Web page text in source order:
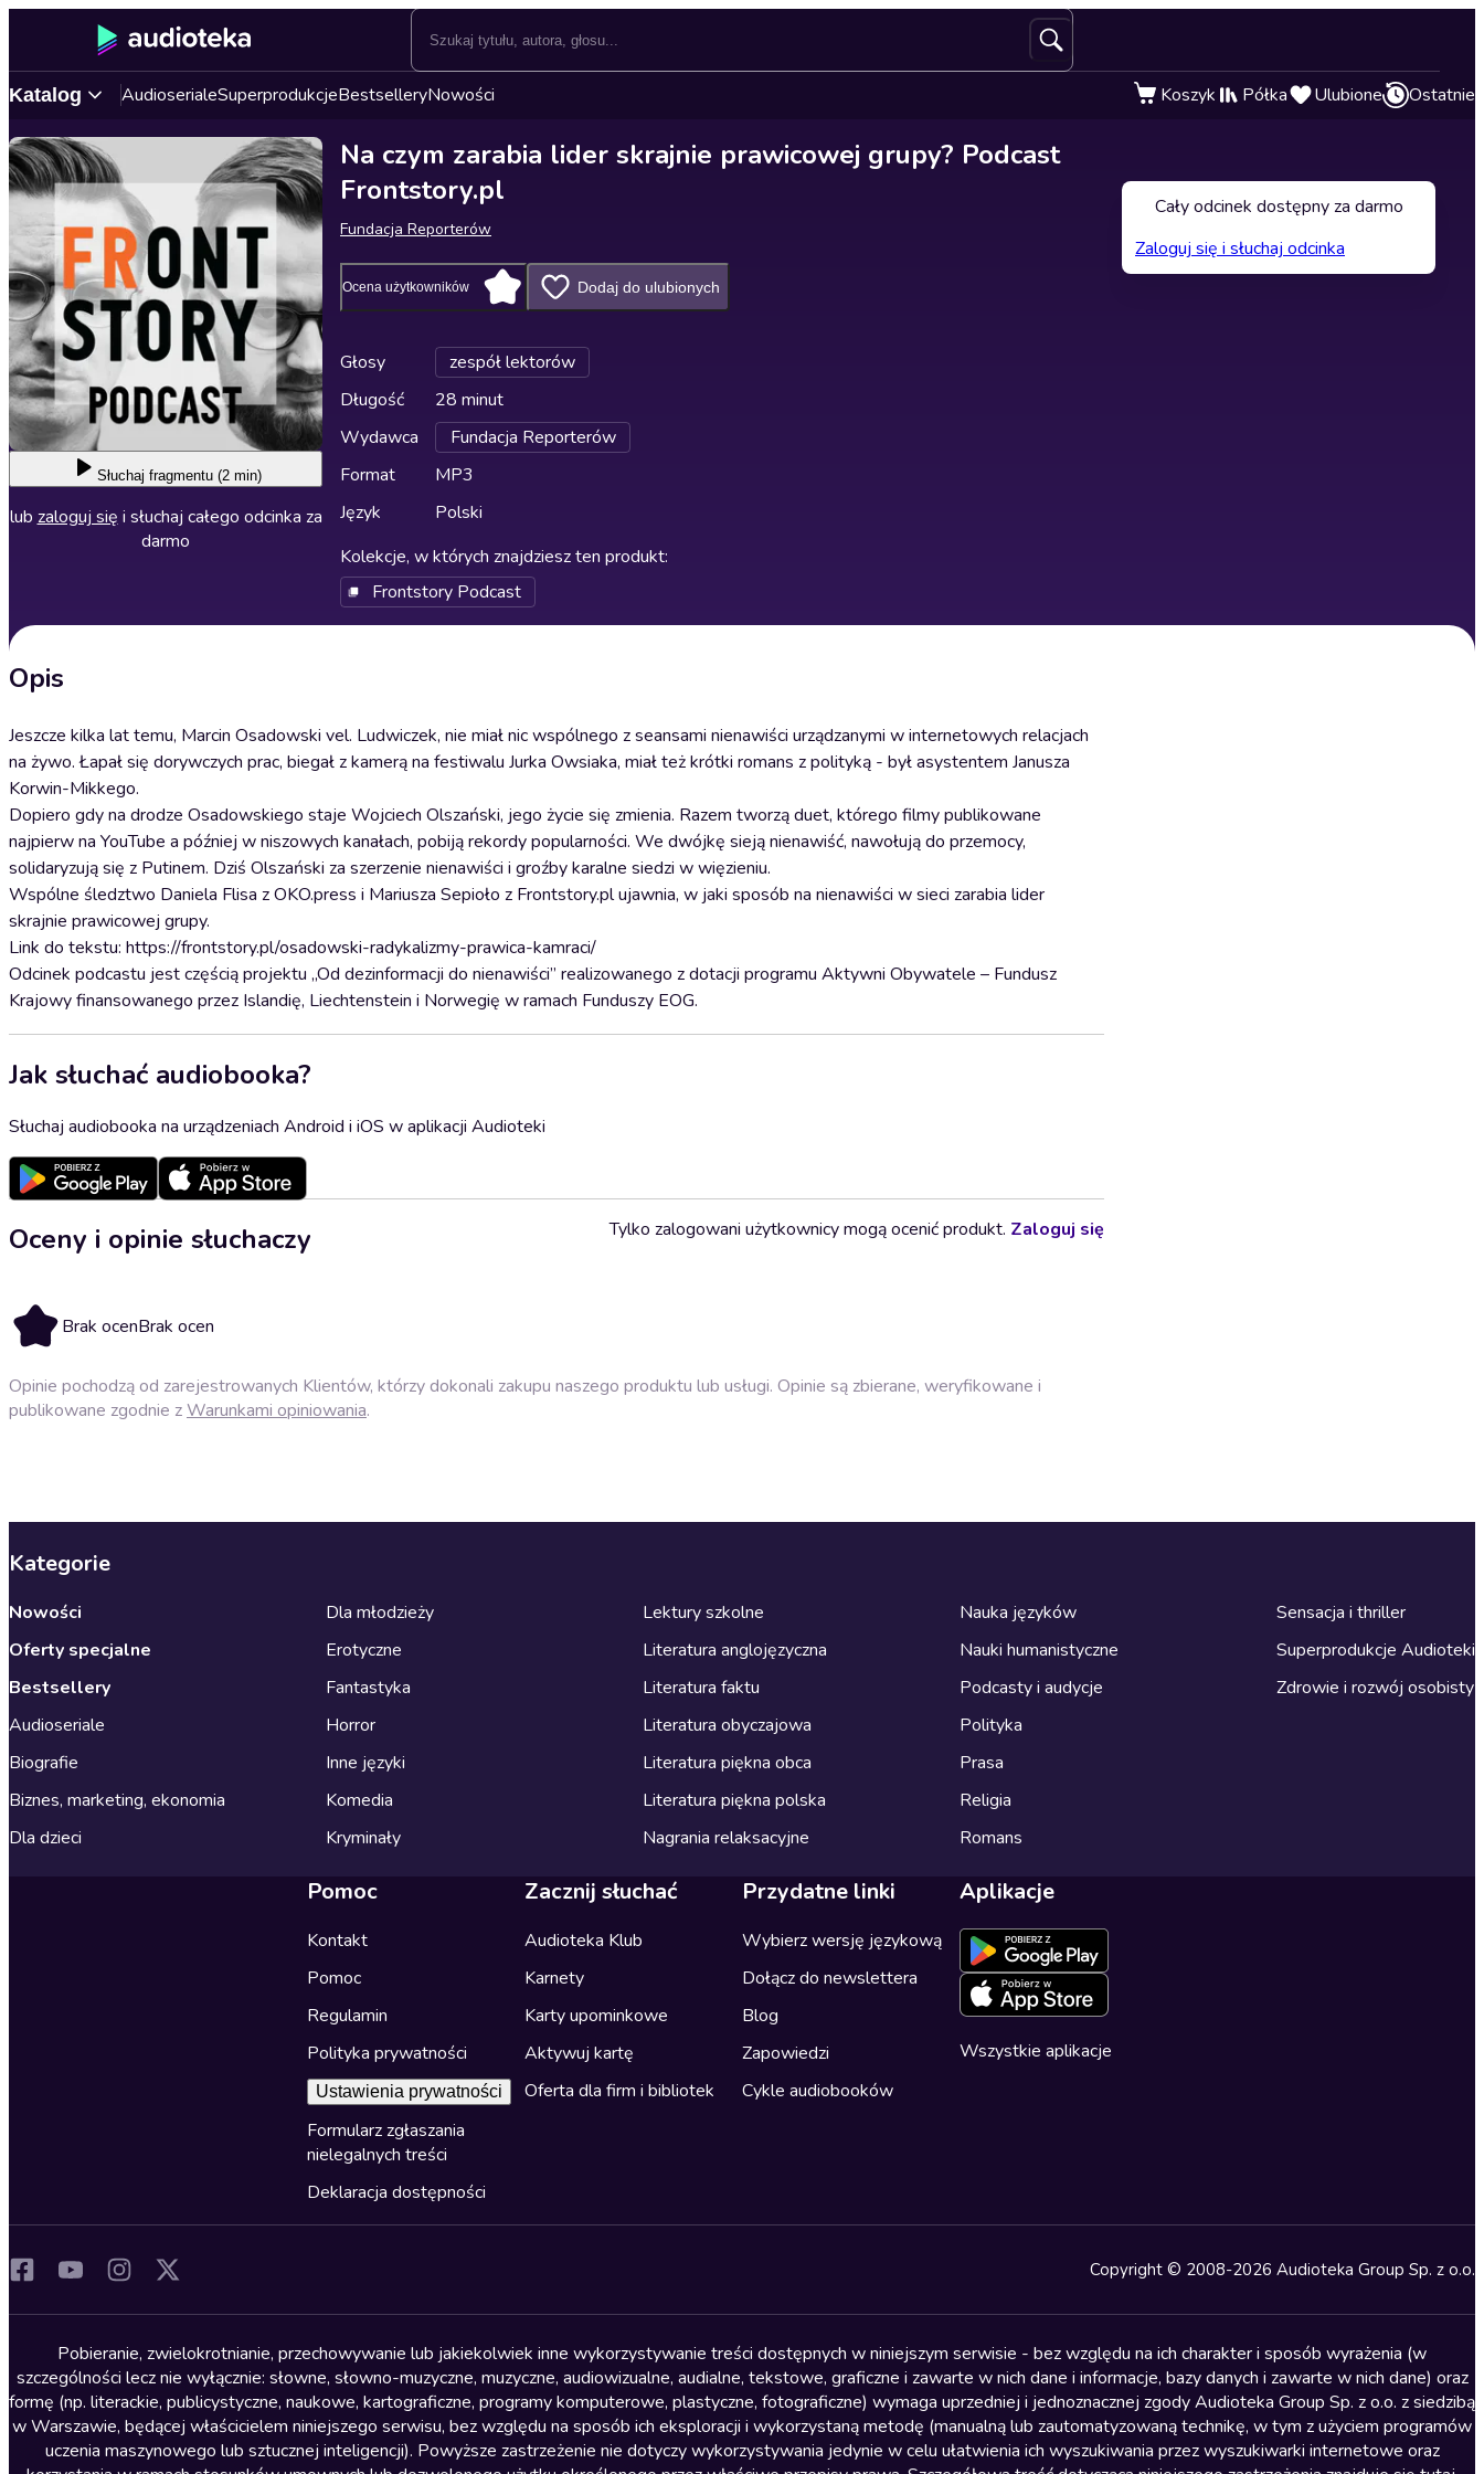
Katalog AudioserialeSuperprodukcjeBestselleryNowości Koszyk Półka Ulubione Ostatnie
Słuchaj fragmentu (2 min)
lub zaloguj się i słuchaj całego odcinka za
darmo
Na czym zarabia lider skrajnie prawicowej grupy? Podcast
Frontstory.pl
Fundacja Reporterów
Ocena użytkowników Dodaj do ulubionych
Głosy
zespół lektorów
Długość
28 minut
Wydawca
Fundacja Reporterów
Format
MP3
Język
Polski
Kolekcje, w których znajdziesz ten produkt:
Frontstory Podcast
Opis
Jeszcze kilka lat temu, Marcin Osadowski vel. Ludwiczek, nie miał nic wspólnego z seansami nienawiści urządzanymi w internetowych relacjach
na żywo. Łapał się dorywczych prac, biegał z kamerą na festiwalu Jurka Owsiaka, miał też krótki romans z polityką - był asystentem Janusza
Korwin-Mikkego.
Dopiero gdy na drodze Osadowskiego staje Wojciech Olszański, jego życie się zmienia. Razem tworzą duet, którego filmy publikowane
najpierw na YouTube a później w niszowych kanałach, pobiją rekordy popularności. We dwójkę sieją nienawiść, nawołują do przemocy,
solidaryzują się z Putinem. Dziś Olszański za szerzenie nienawiści i groźby karalne siedzi w więzieniu.
Wspólne śledztwo Daniela Flisa z OKO.press i Mariusza Sepioło z Frontstory.pl ujawnia, w jaki sposób na nienawiści w sieci zarabia lider
skrajnie prawicowej grupy.
Link do tekstu: https://frontstory.pl/osadowski-radykalizmy-prawica-kamraci/
Odcinek podcastu jest częścią projektu „Od dezinformacji do nienawiści” realizowanego z dotacji programu Aktywni Obywatele – Fundusz
Krajowy finansowanego przez Islandię, Liechtenstein i Norwegię w ramach Funduszy EOG.
Jak słuchać audiobooka?
Słuchaj audiobooka na urządzeniach Android i iOS w aplikacji Audioteki
Oceny i opinie słuchaczy
Brak ocenBrak ocen
Tylko zalogowani użytkownicy mogą ocenić produkt. Zaloguj się
Opinie pochodzą od zarejestrowanych Klientów, którzy dokonali zakupu naszego produktu lub usługi. Opinie są zbierane, weryfikowane i
publikowane zgodnie zWarunkami opiniowania.
Cały odcinek dostępny za darmo
Zaloguj się i słuchaj odcinka
Kategorie
Nowości
Oferty specjalne
Bestsellery
Audioseriale
Biografie
Biznes, marketing, ekonomia
Dla dzieci
Dla młodzieży
Erotyczne
Fantastyka
Horror
Inne języki
Komedia
Kryminały
Lektury szkolne
Literatura anglojęzyczna
Literatura faktu
Literatura obyczajowa
Literatura piękna obca
Literatura piękna polska
Nagrania relaksacyjne
Nauka języków
Nauki humanistyczne
Podcasty i audycje
Polityka
Prasa
Religia
Romans
Sensacja i thriller
Superprodukcje Audioteki
Zdrowie i rozwój osobisty
Pomoc
Kontakt
Pomoc
Regulamin
Polityka prywatności
Ustawienia prywatności
Formularz zgłaszania
nielegalnych treści
Deklaracja dostępności
Zacznij słuchać
Audioteka Klub
Karnety
Karty upominkowe
Aktywuj kartę
Oferta dla firm i bibliotek
Przydatne linki
Wybierz wersję językową
Dołącz do newslettera
Blog
Zapowiedzi
Cykle audiobooków
Aplikacje
Wszystkie aplikacje
Copyright © 2008-2026 Audioteka Group Sp. z o.o.
Pobieranie, zwielokrotnianie, przechowywanie lub jakiekolwiek inne wykorzystywanie treści dostępnych w niniejszym serwisie - bez względu na ich charakter i sposób wyrażenia (w
szczególności lecz nie wyłącznie: słowne, słowno-muzyczne, muzyczne, audiowizualne, audialne, tekstowe, graficzne i zawarte w nich dane i informacje, bazy danych i zawarte w nich dane) oraz
formę (np. literackie, publicystyczne, naukowe, kartograficzne, programy komputerowe, plastyczne, fotograficzne) wymaga uprzedniej i jednoznacznej zgody Audioteka Group Sp. z o.o. z siedzibą
w Warszawie, będącej właścicielem niniejszego serwisu, bez względu na sposób ich eksploracji i wykorzystaną metodę (manualną lub zautomatyzowaną technikę, w tym z użyciem programów
uczenia maszynowego lub sztucznej inteligencji). Powyższe zastrzeżenie nie dotyczy wykorzystywania jedynie w celu ułatwienia ich wyszukiwania przez wyszukiwarki internetowe oraz